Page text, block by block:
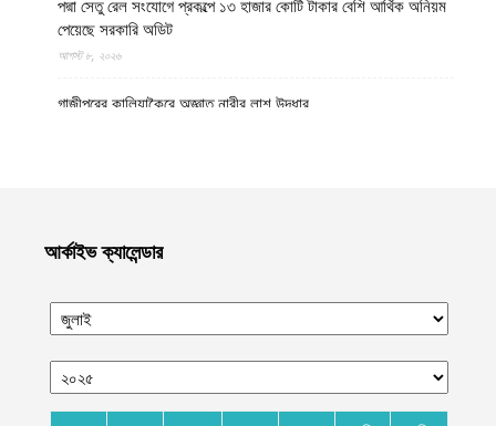
পদ্মা সেতু রেল সংযোগে প্রকল্পে ১৩ হাজার কোটি টাকার বেশি আর্থিক অনিয়ম
পেয়েছে সরকারি অডিট
আগস্ট ৮, ২০২৬
গাজীপুরের কালিয়াকৈরে অজ্ঞাত নারীর লাশ উদ্ধার
হেলমান্দে বিপুল পরিমাণ অবৈধ অস্ত্র ও সামরিক সরঞ্জাম জব্দ করেছে ইমারাতে
আগস্ট ৮, ২০২৬
নোয়াখালীর কবিরহাটে নিখোঁজের এক দিন পর যুবদলনেতার লাশ উদ্ধার
আগস্ট ৮, ২০২৬
আর্কাইভ ক্যালেন্ডার